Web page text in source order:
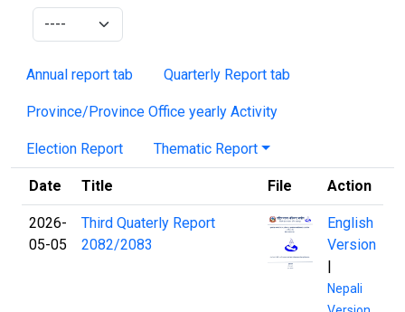
Annual report tab Quarterly Report tab
Province/Province Office yearly Activity
Election Report Thematic Report
Date Title File Action
2026-
05-05
Third Quaterly Report
2082/2083
English
Version
|
Nepali